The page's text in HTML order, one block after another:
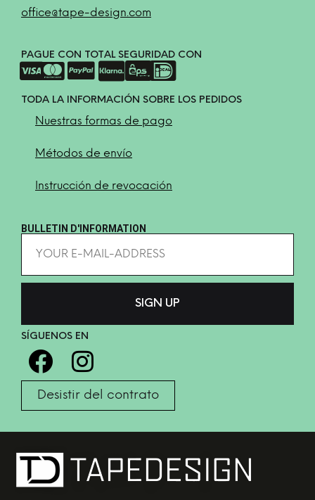
office@tape-design.com
PAGUE CON TOTAL SEGURIDAD CON
TODA LA INFORMACIÓN SOBRE LOS PEDIDOS
Nuestras formas de pago
Métodos de envío
Instrucción de revocación
BULLETIN D'INFORMATION
SÍGUENOS EN
Desistir del contrato